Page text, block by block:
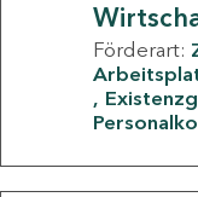
Förderart: